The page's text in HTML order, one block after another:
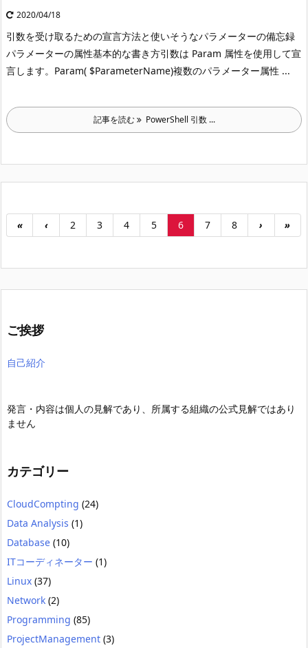
2020/04/18
引数を受け取るための宣言方法と使いそうなパラメーターの備忘録
パラメーターの属性基本的な書き方引数は Param 属性を使用して宣
言します。 Param( $ParameterName)複数のパラメーター属性 ...
記事を読む PowerShell 引数 ...
« ‹ 2 3 4 5 6 7 8 › »
ご挨拶
自己紹介
発言・内容は個人の見解であり、所属する組織の公式見解ではあり
ません
カテゴリー
CloudCompting (24)
Data Analysis (1)
Database (10)
ITコーディネーター (1)
Linux (37)
Network (2)
Programming (85)
ProjectManagement (3)